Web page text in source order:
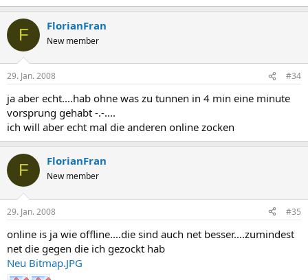
F FlorianFran
New member
29. Jan. 2008 #34
ja aber echt....hab ohne was zu tunnen in 4 min eine minute
vorsprung gehabt -.-....
ich will aber echt mal die anderen online zocken
F FlorianFran
New member
29. Jan. 2008 #35
online is ja wie offline....die sind auch net besser....zumindest
net die gegen die ich gezockt hab
Neu Bitmap.JPG